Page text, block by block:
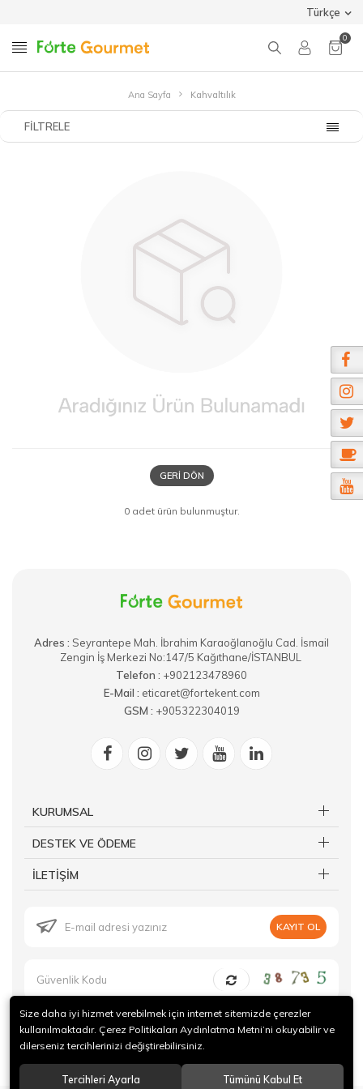
Türkçe
0
Ana Sayfa Kahvaltılık
FILTRELE
GERI DÖN
0 adet ürün bulunmuştur.
Adres : ​Seyrantepe Mah. İbrahim Karaoğlanoğlu Cad. İsmail
Zengin İş Merkezi No:147/5 Kağıthane/İSTANBUL
Telefon : +902123478960
E-Mail : eticaret@fortekent.com
GSM : +905322304019
KURUMSAL
DESTEK VE ÖDEME
İLETİŞİM
KAYIT OL
© 2019 Forte Gurme Tüm hakları saklıdır.
Size daha iyi hizmet verebilmek için internet sitemizde çerezler
kullanılmaktadır. Çerez Politikaları Aydınlatma Metni’ni okuyabilir ve
dilerseniz tercihlerinizi değiştirebilirsiniz.
Tercihleri Ayarla Tümünü Kabul Et